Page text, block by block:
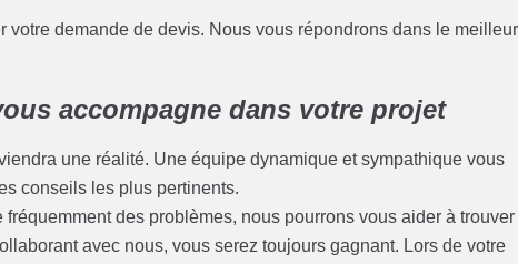
votre demande de devis. Nous vous répondrons dans le meilleur
accompagne dans votre projet
une réalité. Une équipe dynamique et sympathique vous
conseils les plus pertinents.
des problèmes, nous pourrons vous aider à trouver
avec nous, vous serez toujours gagnant. Lors de votre